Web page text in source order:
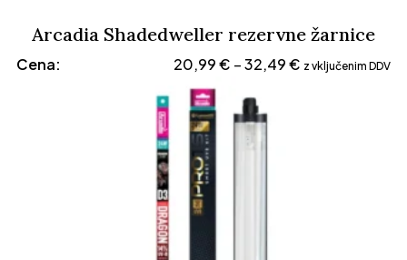
Arcadia Shadedweller rezervne žarnice
Cena: 20,99€ – 32,49€ Cenovni
z vključenim DDV